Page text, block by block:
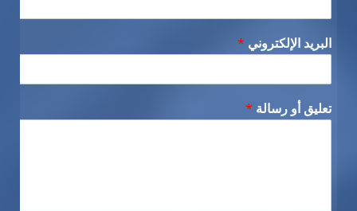
البريد الإلكتروني *
تعليق أو رسالة *